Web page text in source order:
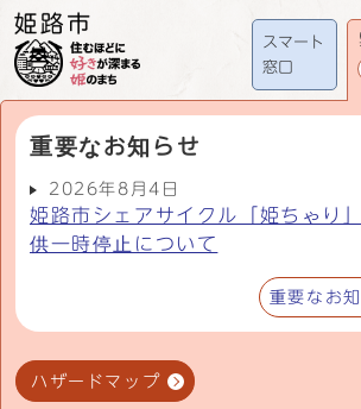
スマート
窓口
重要なお知らせ
2026年8月4日
姫路市シェアサイクル「姫ちゃり
供一時停止について
重要なお
ハザードマップ